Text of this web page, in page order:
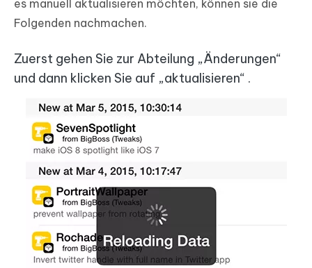
es manuell aktualisieren möchten, können sie die
Folgenden nachmachen.
Zuerst gehen Sie zur Abteilung „Änderungen“
und dann klicken Sie auf „aktualisieren“ .